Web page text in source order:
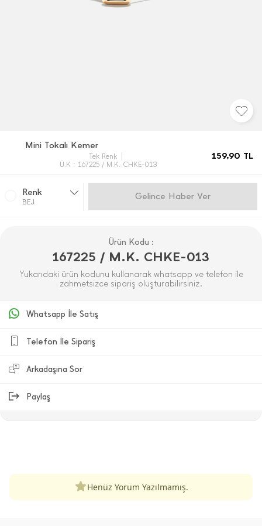
Mini Tokalı Kemer
Tek Renk
Ü.K : 167225 / M.K. CHKE-013
159,90 TL
Renk
BEJ
Gelince Haber Ver
Ürün Kodu :
167225 / M.K. CHKE-013
Yukarıdaki ürün kodunu kullanarak whatsapp ve telefon ile
zahmetsizce sipariş oluşturabilirsiniz.
Whatsapp İle Satış
Telefon İle Sipariş
Arkadaşına Sor
Paylaş
Henüz Yorum Yazılmamış.